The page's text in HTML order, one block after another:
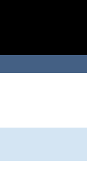
to